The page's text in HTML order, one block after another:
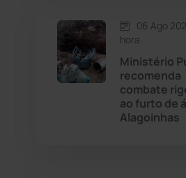
Cordeiros
Dom Basílio
06 Ago
hora
Ministério
recomenda
combate
ao furto de
Alagoinhas